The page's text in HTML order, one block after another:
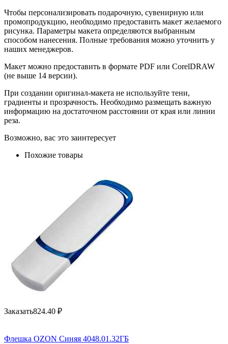
Чтобы персонализировать подарочную, сувенирную или
промопродукцию, необходимо предоставить макет желаемого
рисунка. Параметры макета определяются выбранным
способом нанесения. Полные требования можно уточнить у
наших менеджеров.
Макет можно предоставить в формате PDF или CorelDRAW
(не выше 14 версии).
При создании оригинал-макета не используйте тени,
градиенты и прозрачность. Необходимо размещать важную
информацию на достаточном расстоянии от края или линии
реза.
Возможно, вас это заинтересует
Похожие товары
Заказать824.40 ₽
Флешка OZON Синяя 4048.01.32ГБ